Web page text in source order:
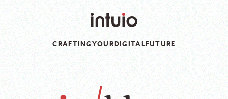
CRAFTINGYOURDIGITALFUTURE